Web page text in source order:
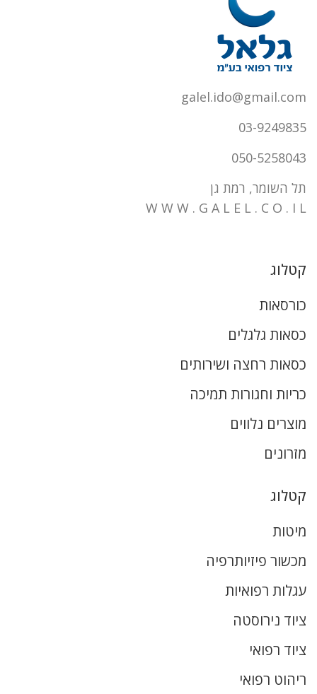
galel.ido@gmail.com
03-9249835
050-5258043
תל השומר, רמת גן
W W W . G A L E L . C O . I L
קטלוג
כורסאות
כסאות גלגלים
כסאות רחצה ושירותים
כריות וחגורות תמיכה
מוצרים נלווים
מזרונים
קטלוג
מיטות
מכשור פיזיותרפיה
עגלות רפואיות
ציוד נירוסטה
ציוד רפואי
ריהוט רפואי